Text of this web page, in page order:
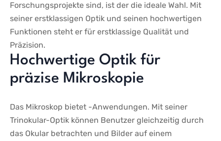
Forschungsprojekte sind, ist der die ideale Wahl. Mit
seiner erstklassigen Optik und seinen hochwertigen
Funktionen steht er für erstklassige Qualität und
Präzision.
Hochwertige Optik⁢ für
präzise ⁣Mikroskopie
Das Mikroskop bietet -Anwendungen. Mit ⁢seiner
Trinokular-Optik können Benutzer gleichzeitig durch
das Okular betrachten und Bilder auf einem